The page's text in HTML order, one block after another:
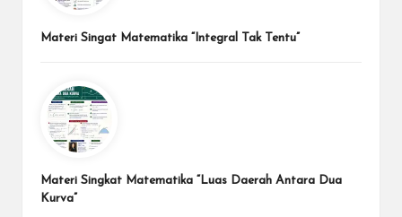
Materi Singat Matematika “Integral Tak Tentu”
Materi Singkat Matematika “Luas Daerah Antara Dua
Kurva”